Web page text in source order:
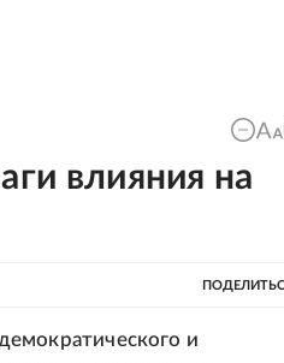
влияния на
и